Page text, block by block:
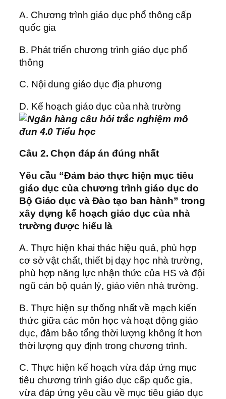
A. Chương trình giáo dục phổ thông cấp
quốc gia
B. Phát triển chương trình giáo dục phổ
thông
C. Nội dung giáo dục địa phương
D. Kế hoạch giáo dục của nhà trường
Câu 2. Chọn đáp án đúng nhất
Yêu cầu “Đảm bảo thực hiện mục tiêu
giáo dục của chương trình giáo dục do
Bộ Giáo dục và Đào tạo ban hành” trong
xây dựng kế hoạch giáo dục của nhà
trường được hiểu là
A. Thực hiện khai thác hiệu quả, phù hợp
cơ sở vật chất, thiết bị dạy học nhà trường,
phù hợp năng lực nhận thức của HS và đội
ngũ cán bộ quản lý, giáo viên nhà trường.
B. Thực hiện sự thống nhất về mạch kiến
thức giữa các môn học và hoạt động giáo
dục, đảm bảo tổng thời lượng không ít hơn
thời lượng quy định trong chương trình.
C. Thực hiện kế hoạch vừa đáp ứng mục
tiêu chương trình giáo dục cấp quốc gia,
vừa đáp ứng yêu cầu về mục tiêu giáo dục